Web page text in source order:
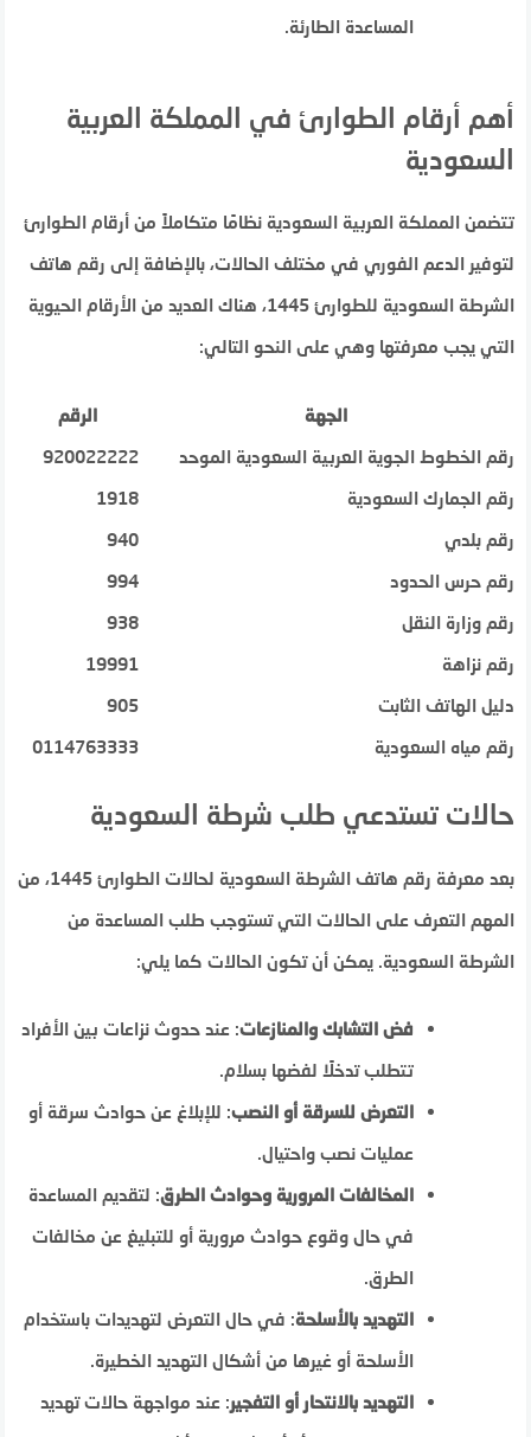
المساعدة الطارئة.
أهم أرقام الطوارئ في المملكة العربية
السعودية
تتضمن المملكة العربية السعودية نظامًا متكاملاً من أرقام الطوارئ
لتوفير الدعم الفوري في مختلف الحالات، بالإضافة إلى رقم هاتف
الشرطة السعودية للطوارئ 1445، هناك العديد من الأرقام الحيوية
التي يجب معرفتها وهي على النحو التالي:
الجهة
الرقم
رقم الخطوط الجوية العربية السعودية الموحد
920022222
رقم الجمارك السعودية
1918
رقم بلدي
940
رقم حرس الحدود
994
رقم وزارة النقل
938
رقم نزاهة
19991
دليل الهاتف الثابت
905
رقم مياه السعودية
0114763333
حالات تستدعي طلب شرطة السعودية
بعد معرفة رقم هاتف الشرطة السعودية لحالات الطوارئ 1445، من
المهم التعرف على الحالات التي تستوجب طلب المساعدة من
الشرطة السعودية. يمكن أن تكون الحالات كما يلي:
فض التشابك والمنازعات: عند حدوث نزاعات بين الأفراد
تتطلب تدخلًا لفضها بسلام.
التعرض للسرقة أو النصب: للإبلاغ عن حوادث سرقة أو
عمليات نصب واحتيال.
المخالفات المرورية وحوادث الطرق: لتقديم المساعدة
في حال وقوع حوادث مرورية أو للتبليغ عن مخالفات
الطرق.
التهديد بالأسلحة: في حال التعرض لتهديدات باستخدام
الأسلحة أو غيرها من أشكال التهديد الخطيرة.
التهديد بالانتحار أو التفجير: عند مواجهة حالات تهديد